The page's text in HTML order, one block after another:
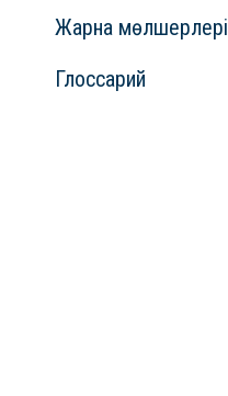
Жарна мөлшерлері
Глоссарий